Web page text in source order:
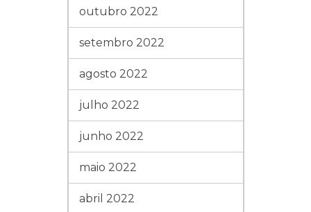
outubro 2022
setembro 2022
agosto 2022
julho 2022
junho 2022
maio 2022
abril 2022